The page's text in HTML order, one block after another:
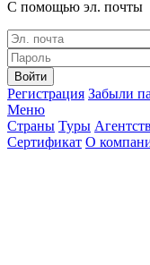
С помощью эл. почты
Войти
Регистрация Забыли
Меню
Страны Туры
Сертификат О